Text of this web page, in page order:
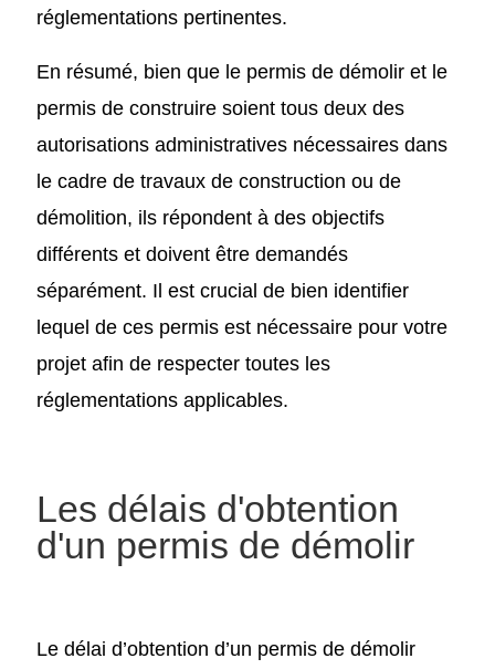
réglementations pertinentes.
En résumé, bien que le permis de démolir et le
permis de construire soient tous deux des
autorisations administratives nécessaires dans
le cadre de travaux de construction ou de
démolition, ils répondent à des objectifs
différents et doivent être demandés
séparément. Il est crucial de bien identifier
lequel de ces permis est nécessaire pour votre
projet afin de respecter toutes les
réglementations applicables.
Les délais d'obtention
d'un permis de démolir
Le délai d’obtention d’un permis de démolir